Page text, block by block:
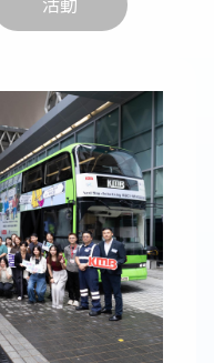
活動